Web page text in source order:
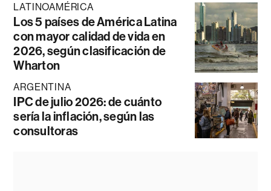
LATINOAMÉRICA
Los 5 países de América Latina
con mayor calidad de vida en
2026, según clasificación de
Wharton
ARGENTINA
IPC de julio 2026: de cuánto
sería la inflación, según las
consultoras